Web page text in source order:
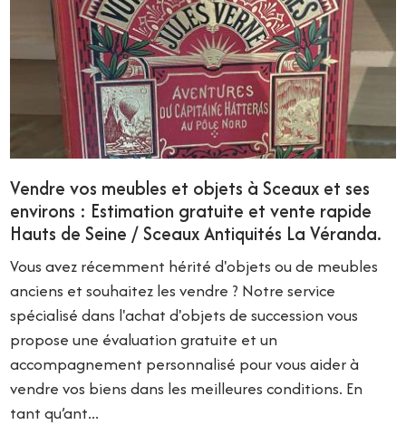
Vendre vos meubles et objets à Sceaux et ses
environs : Estimation gratuite et vente rapide
Hauts de Seine / Sceaux Antiquités La Véranda.
Vous avez récemment hérité d'objets ou de meubles
anciens et souhaitez les vendre ? Notre service
spécialisé dans l'achat d'objets de succession vous
propose une évaluation gratuite et un
accompagnement personnalisé pour vous aider à
vendre vos biens dans les meilleures conditions. En
tant qu’ant...